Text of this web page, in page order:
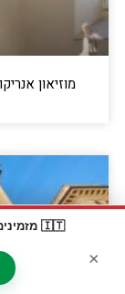
🇮🇹 מזמינים דרך Booking? קבלו
×
מוזיאון